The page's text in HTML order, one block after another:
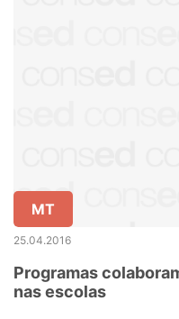
MT
25.04.2016
Programas
nas escolas